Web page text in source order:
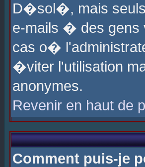
D�sol�, mais
e-mails � des gens
cas o�
�viter l'utilisation
anonymes.
Revenir en haut de
Comment puis-je